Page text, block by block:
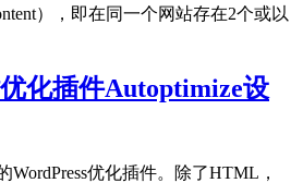
），即在同一个网站存在2个或以
化插件Autoptimize设
WordPress优化插件。除了HTML，